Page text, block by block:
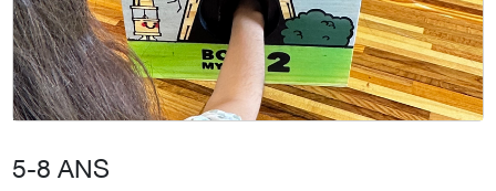
5-8 ANS